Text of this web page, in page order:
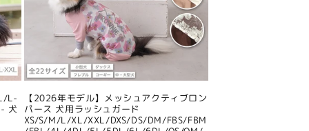
L-
犬
【2026年モデル】メッシュアクティブロン
パース 犬用ラッシュガード
XS/S/M/L/XL/XXL/DXS/DS/DM/FBS/FBM